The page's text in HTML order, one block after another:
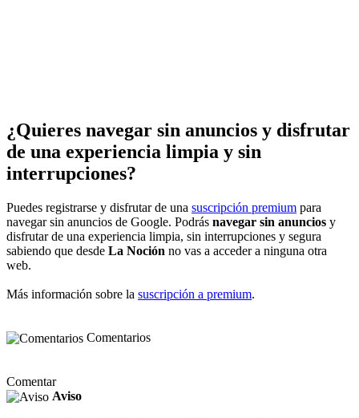
¿Quieres navegar sin anuncios y disfrutar
de una experiencia limpia y sin
interrupciones?
Puedes registrarse y disfrutar de una suscripción premium para
navegar sin anuncios de Google. Podrás navegar sin anuncios y
disfrutar de una experiencia limpia, sin interrupciones y segura
sabiendo que desde La Noción no vas a acceder a ninguna otra
web.
Más información sobre la suscripción a premium.
Comentarios
Comentar
Aviso